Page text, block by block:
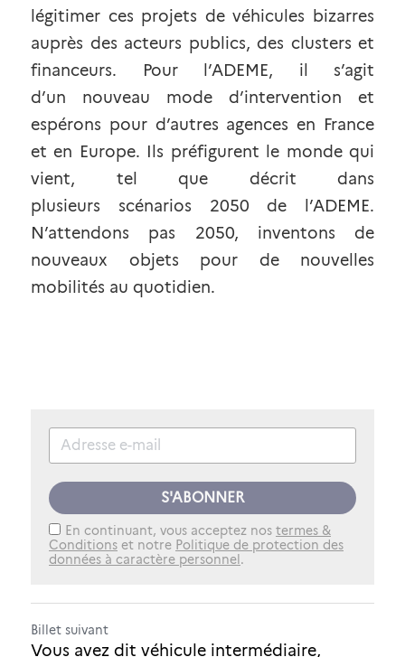
légitimer ces projets de véhicules bizarres
auprès des acteurs publics, des clusters et
financeurs. Pour l’ADEME, il s’agit
d’un
nouveau mode d’intervention
et
espérons pour d’autres agences en France
et en Europe. Ils préfigurent le monde qui
vient, tel que décrit dans
plusieurs
scénarios 2050 de l’ADEME.
N’attendons pas 2050, inventons de
nouveaux objets pour de nouvelles
mobilités au quotidien.
S'ABONNER
En continuant, vous acceptez nos termes &
Conditions et notre Politique de protection des
données à caractère personnel.
Billet suivant
Vous avez dit véhicule intermédiaire,